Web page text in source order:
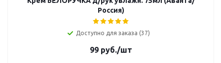
Россия)
Доступно для заказа (37)
99 руб./шт